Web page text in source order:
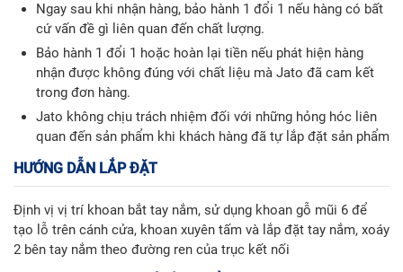
Ngay sau khi nhận hàng, bảo hành 1 đổi 1 nếu hàng có bất
cứ vấn đề gì liên quan đến chất lượng.
Bảo hành 1 đổi 1 hoặc hoàn lại tiền nếu phát hiện hàng
nhận được không đúng với chất liệu mà Jato đã cam kết
trong đơn hàng.
Jato không chịu trách nhiệm đối với những hỏng hóc liên
quan đến sản phẩm khi khách hàng đã tự lắp đặt sản phẩm
HƯỚNG DẪN LẮP ĐẶT
Định vị vị trí khoan bắt tay nắm, sử dụng khoan gỗ mũi 6 để
tạo lỗ trên cánh cửa, khoan xuyên tấm và lắp đặt tay nắm, xoáy
2 bên tay nắm theo đường ren của trục kết nối